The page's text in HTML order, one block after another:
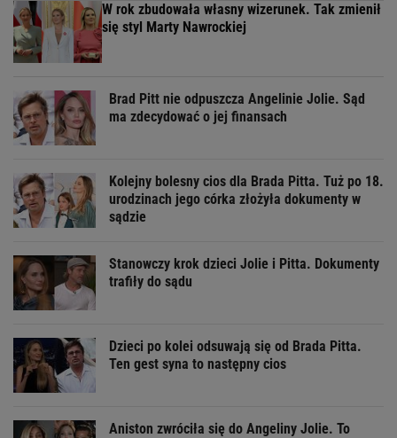
W rok zbudowała własny wizerunek. Tak zmienił
się styl Marty Nawrockiej
Brad Pitt nie odpuszcza Angelinie Jolie. Sąd
ma zdecydować o jej finansach
Kolejny bolesny cios dla Brada Pitta. Tuż po 18.
urodzinach jego córka złożyła dokumenty w
sądzie
Stanowczy krok dzieci Jolie i Pitta. Dokumenty
trafiły do sądu
Dzieci po kolei odsuwają się od Brada Pitta.
Ten gest syna to następny cios
Aniston zwróciła się do Angeliny Jolie. To